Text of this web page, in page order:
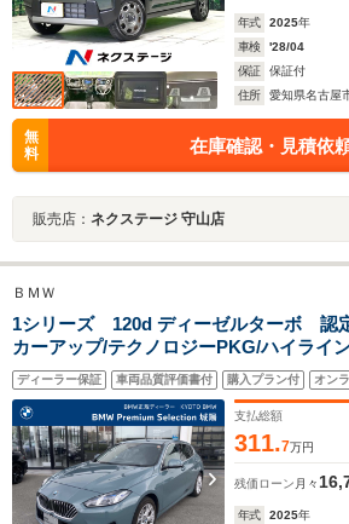
年式 2025年
車検
'28/04
保証
保証付
住所
愛知県名古屋
無
料
在庫確認・見積依
販売店： ネクステージ 守山店
ＢＭＷ
1シリーズ 120d ディーゼルターボ 認
カーアップ/テクノロジーPKG/ハイライ
ホイール/ヘッドアップディスプレイ
ディーラー保証 車両品質評価書付 購入プラン付 オン
支払総額
311.7万円
残価ローン 月々
年式 2025年